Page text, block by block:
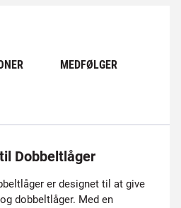
MEDFØLGER
Dobbeltlåger
er designet til at give
dobbeltlåger. Med en